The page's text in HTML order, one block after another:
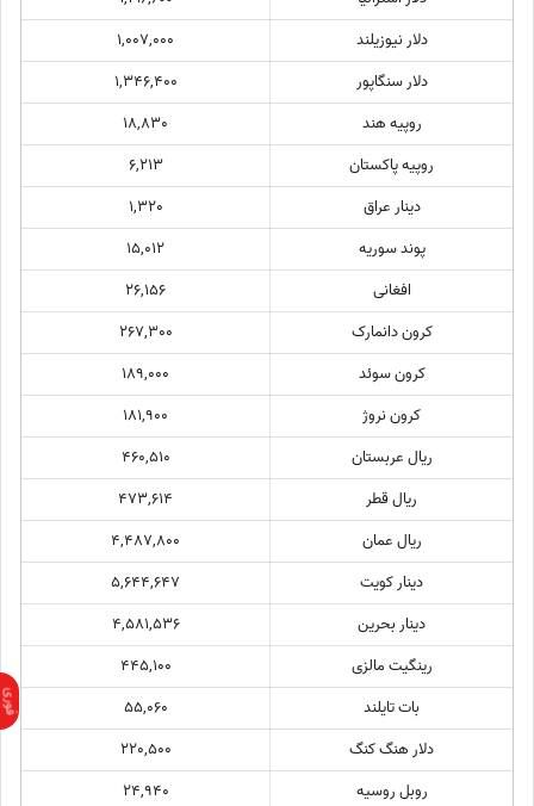
دلار نیوزیلند
1,007,000
دلار سنگاپور
1,346,400
روپیه هند
18,830
روپیه پاکستان
6,213
دینار عراق
1,320
پوند سوریه
15,012
افغانی
26,156
کرون دانمارک
267,300
کرون سوئد
189,000
کرون نروژ
181,900
ریال عربستان
460,510
ریال قطر
473,614
ریال عمان
4,487,800
دینار کویت
5,644,647
دینار بحرین
4,581,536
رینگیت مالزی
445,100
بات تایلند
55,060
دلار هنگ کنگ
220,500
روبل روسیه
24,940